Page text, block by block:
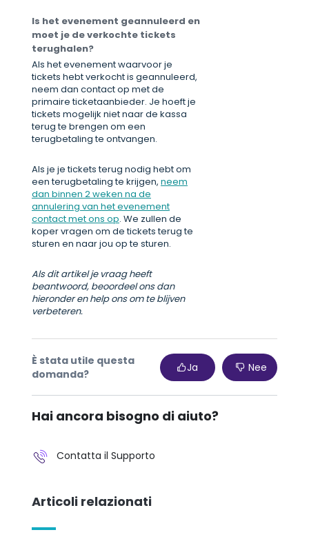
Is het evenement geannuleerd en
moet je de verkochte tickets
terughalen?
Als het evenement waarvoor je
tickets hebt verkocht is geannuleerd,
neem dan contact op met de
primaire ticketaanbieder. Je hoeft je
tickets mogelijk niet naar de kassa
terug te brengen om een
terugbetaling te ontvangen.
Als je je tickets terug nodig hebt om
een terugbetaling te krijgen, neem
dan binnen 2 weken na de
annulering van het evenement
contact met ons op. We zullen de
koper vragen om de tickets terug te
sturen en naar jou op te sturen.
Als dit artikel je vraag heeft
beantwoord, beoordeel ons dan
hieronder en help ons om te blijven
verbeteren.
È stata utile questa
domanda?
Ja Nee
Hai ancora bisogno di aiuto?
Contatta il Supporto
Articoli relazionati